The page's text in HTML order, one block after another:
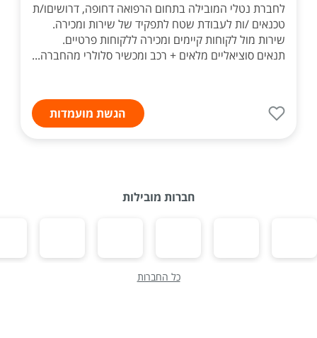
לחברת נטלי המובילה בתחום הרפואה דחופה, דרושיםו/ת
טכנאים /ות לעבודת שטח לתפקיד של שירות ומכירה.
שירות מול לקוחות קיימים ומכירה ללקוחות פרטיים.
תנאים סוציאליים מלאים + רכב ומכשיר סלולרי מהחברה...
הגשת מועמדות
חברות מובילות
כל החברות